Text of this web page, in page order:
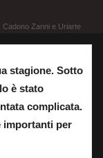
Zanni e Uriarte
stagione. Sotto
è stato
complicata.
importanti per